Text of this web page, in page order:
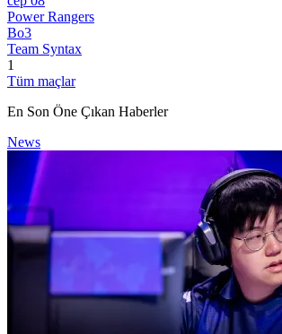
Power Rangers
Bo3
Team Syntax
1
Tüm maçlar
En Son Öne Çıkan Haberler
News